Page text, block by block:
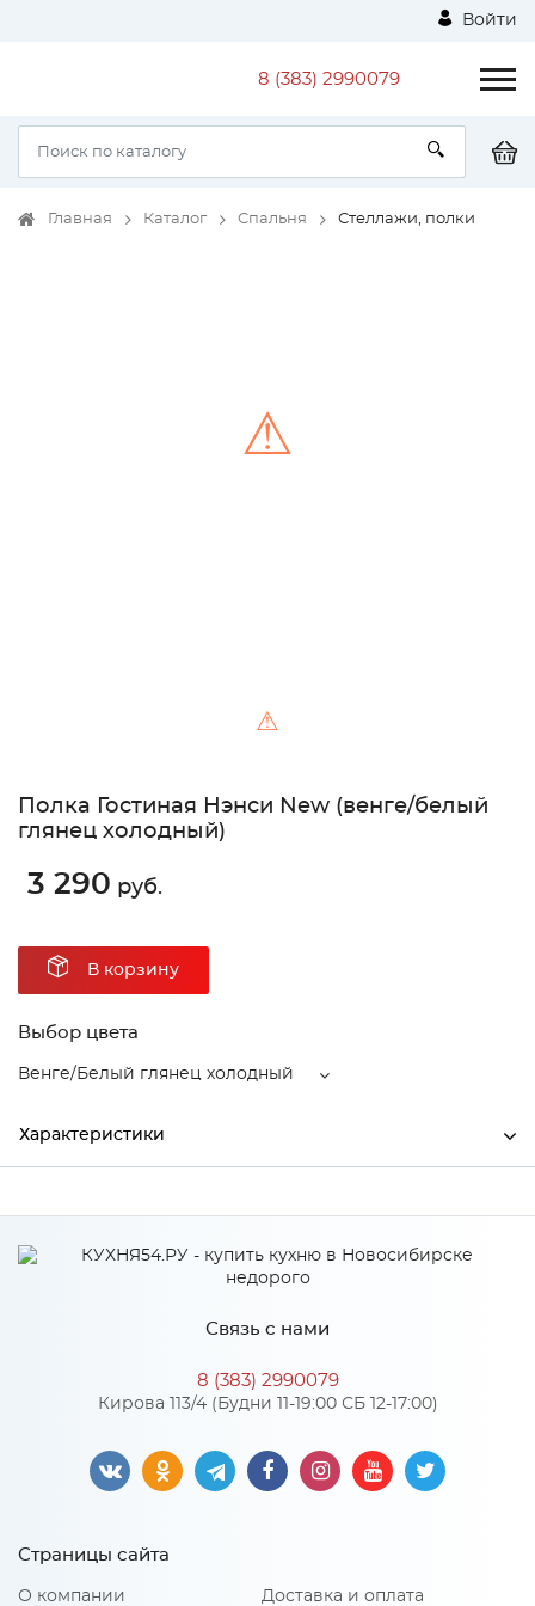
Войти
8 (383) 2990079
Главная Каталог Спальня Стеллажи, полки
⚠
⚠
Полка Гостиная Нэнси New (венге/белый
глянец холодный)
3 290 руб.
В корзину
Выбор цвета
Венге/Белый глянец холодный
Характеристики
Венге/Белый глянец
холодный
ЛДСП
Количество упаковок: 3
Материал 2: МДФ
Связь с нами
8 (383) 2990079
Кирова 113/4 (Будни 11-19:00 СБ 12-17:00)
Страницы сайта
О компании Доставка и оплата